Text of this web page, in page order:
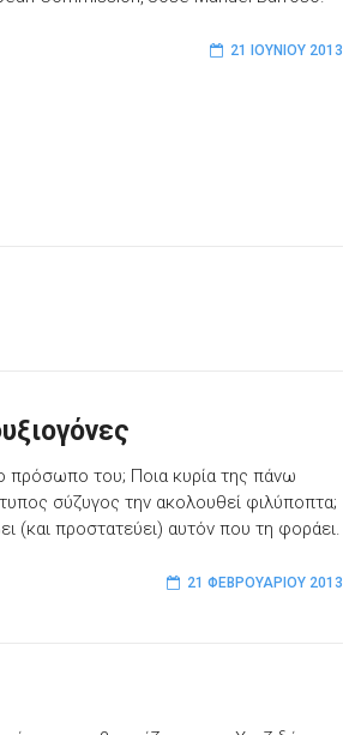
21 ΙΟΥΝΊΟΥ 2013
πρόσωπο του; Ποια κυρία της πάνω
σύζυγος την ακολουθεί φιλύποπτα;
(και προστατεύει) αυτόν που τη φοράει.
21 ΦΕΒΡΟΥΑΡΊΟΥ 2013